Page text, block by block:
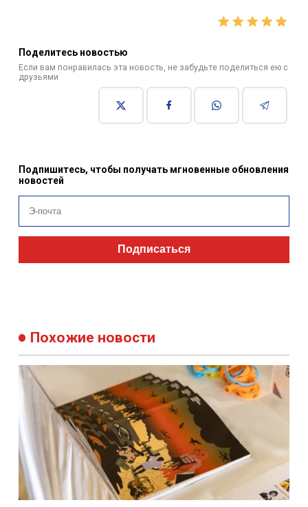
Поделитесь новостью
Если вам понравилась эта новость, не забудьте поделиться ею с
друзьями
Подпишитесь, чтобы получать мгновенные обновления
новостей
Подписаться
Похожие новости